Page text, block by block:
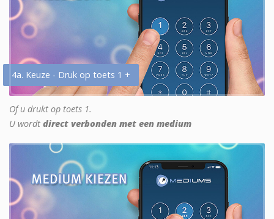
4a. Keuze - Druk op toets 1 +
Of u drukt op toets 1.
U wordt direct verbonden met een medium